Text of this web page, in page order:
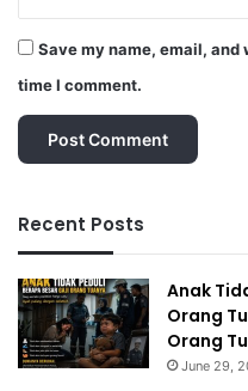
Save my name, email,
time I comment.
Recent Posts
Anak
Orang
Orang
June 29,